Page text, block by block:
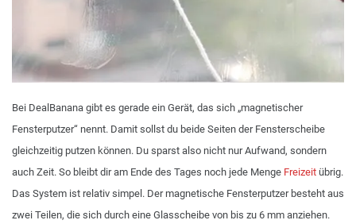
Bei DealBanana gibt es gerade ein Gerät, das sich „magnetischer
Fensterputzer“ nennt. Damit sollst du beide Seiten der Fensterscheibe
gleichzeitig putzen können. Du sparst also nicht nur Aufwand, sondern
auch Zeit. So bleibt dir am Ende des Tages noch jede Menge Freizeit übrig.
Das System ist relativ simpel. Der magnetische Fensterputzer besteht aus
zwei Teilen, die sich durch eine Glasscheibe von bis zu 6 mm anziehen.